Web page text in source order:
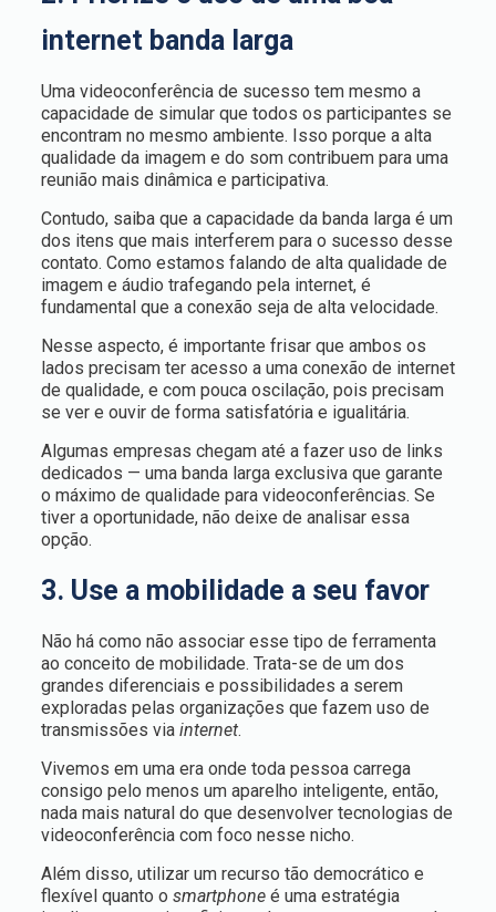
internet banda larga
Uma videoconferência de sucesso tem mesmo a
capacidade de simular que todos os participantes se
encontram no mesmo ambiente. Isso porque a alta
qualidade da imagem e do som contribuem para uma
reunião mais dinâmica e participativa.
Contudo, saiba que a capacidade da banda larga é um
dos itens que mais interferem para o sucesso desse
contato. Como estamos falando de alta qualidade de
imagem e áudio trafegando pela internet, é
fundamental que a conexão seja de alta velocidade.
Nesse aspecto, é importante frisar que ambos os
lados precisam ter acesso a uma conexão de internet
de qualidade, e com pouca oscilação, pois precisam
se ver e ouvir de forma satisfatória e igualitária.
Algumas empresas chegam até a fazer uso de links
dedicados — uma banda larga exclusiva que garante
o máximo de qualidade para videoconferências. Se
tiver a oportunidade, não deixe de analisar essa
opção.
3. Use a mobilidade a seu favor
Não há como não associar esse tipo de ferramenta
ao conceito de mobilidade. Trata-se de um dos
grandes diferenciais e possibilidades a serem
exploradas pelas organizações que fazem uso de
transmissões via internet.
Vivemos em uma era onde toda pessoa carrega
consigo pelo menos um aparelho inteligente, então,
nada mais natural do que desenvolver tecnologias de
videoconferência com foco nesse nicho.
Além disso, utilizar um recurso tão democrático e
flexível quanto o smartphoneé uma estratégia